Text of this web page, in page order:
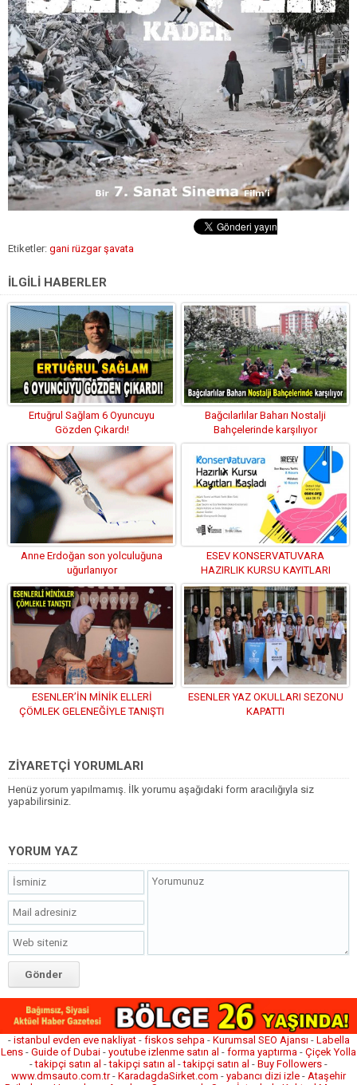
Etiketler: gani rüzgar şavata
İLGİLİ HABERLER
Ertuğrul Sağlam 6 Oyuncuyu
Gözden Çıkardı!
Bağcılarlılar Baharı Nostalji
Bahçelerinde karşılıyor
Anne Erdoğan son yolculuğuna
uğurlanıyor
ESEV KONSERVATUVARA
HAZIRLIK KURSU KAYITLARI
BAŞLADI!
ESENLER’İN MİNİK ELLERİ
ÇÖMLEK GELENEĞİYLE TANIŞTI
ESENLER YAZ OKULLARI SEZONU
KAPATTI
ZİYARETÇİ YORUMLARI
Henüz yorum yapılmamış. İlk yorumu aşağıdaki form aracılığıyla siz
yapabilirsiniz.
YORUM YAZ
- istanbul evden eve nakliyat- fiskos sehpa- Kurumsal SEO Ajansı - Labella
Lens - Guide of Dubai - youtube izlenme satın al - forma yaptırma - Çiçek Yolla
-takipçi satın al -takipçi satın al -takipçi satın al - Buy Followers -
www.dmsauto.com.tr- KaradagdaSirket.com - yabancı dizi izle - Ataşehir